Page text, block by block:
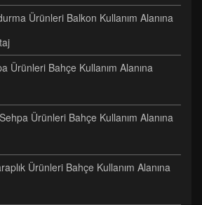
Ürünleri Balkon Kullanım Alanına
Ürünleri Bahçe Kullanım Alanına
Ürünleri Bahçe Kullanım Alanına
Ürünleri Bahçe Kullanım Alanına